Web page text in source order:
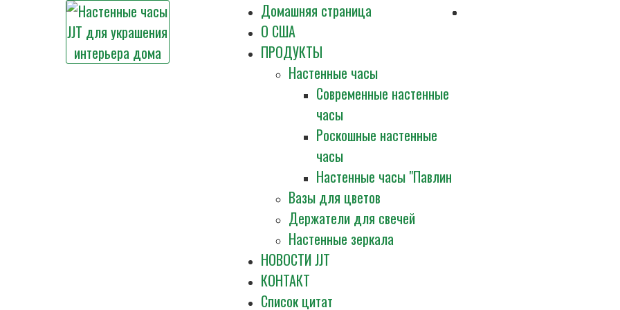
Домашняя страница
О США
ПРОДУКТЫ
Настенные часы
Современные настенные
часы
Роскошные настенные
часы
Настенные часы "Павлин
Вазы для цветов
Держатели для свечей
Настенные зеркала
НОВОСТИ JJT
КОНТАКТ
Список цитат